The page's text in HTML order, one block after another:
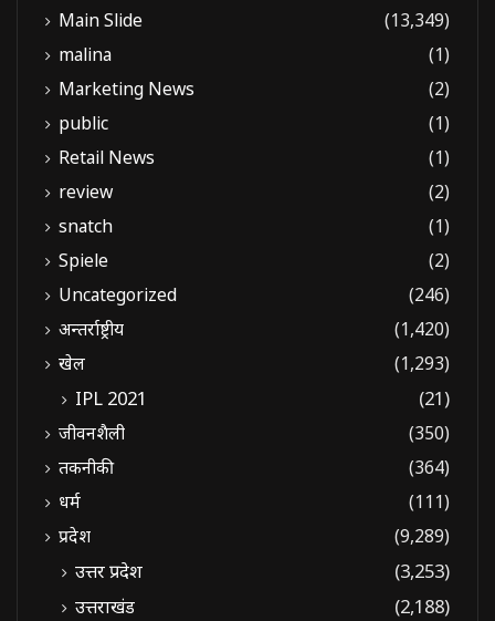
Main Slide
(13,349)
malina
(1)
Marketing News
(2)
public
(1)
Retail News
(1)
review
(2)
snatch
(1)
Spiele
(2)
Uncategorized
(246)
अन्तर्राष्ट्रीय
(1,420)
खेल
(1,293)
IPL 2021 (21)
जीवनशैली
(350)
तकनीकी
(364)
धर्म
(111)
प्रदेश
(9,289)
उत्तर प्रदेश
(3,253)
उत्तराखंड
(2,188)